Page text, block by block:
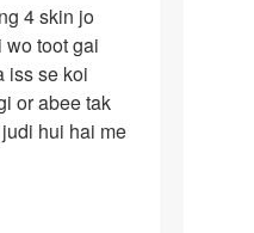
4 skin jo
toot gai
iss se koi
or abee tak
hui hai me